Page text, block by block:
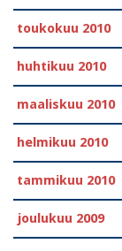
toukokuu 2010
huhtikuu 2010
maaliskuu 2010
helmikuu 2010
tammikuu 2010
joulukuu 2009